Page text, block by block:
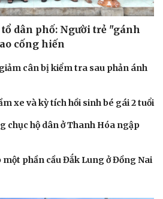
Nghệ sĩ
Thời trang
Sao Việt
dân phố: Người trẻ "gánh
cống hiến
cân bị kiểm tra sau phản ánh
xe và kỳ tích hồi sinh bé gái 2 tuổi
chục hộ dân ở Thanh Hóa ngập
một phần cầu Đắk Lung ở Đồng Nai